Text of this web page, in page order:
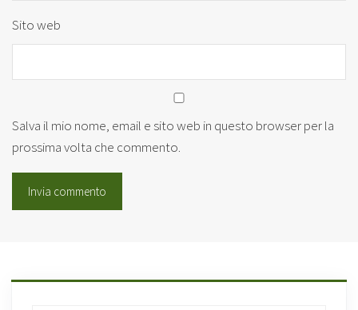
Sito web
Salva il mio nome, email e sito web in questo browser per la
prossima volta che commento.